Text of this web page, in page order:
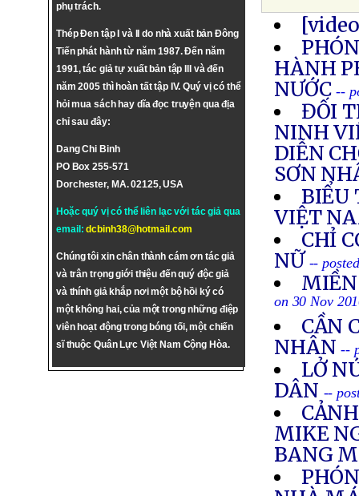
phụ trách.
Thép Đen tập I và II do nhà xuất bản Đông
Tiến phát hành từ năm 1987. Đến năm
1991, tác giả tự xuất bản tập III và đến
năm 2005 thì hoàn tất tập IV. Quý vị có thể
hỏi mua sách hay dĩa đọc truyện qua địa
chỉ sau đây:
Dang Chi Binh
PO Box 255-571
Dorchester, MA. 02125, USA
Hoặc quý vị có thể liên lạc với tác giả qua
email:dcbinh38@hotmail.com
Chúng tôi xin chân thành cám ơn tác giả
và trân trọng giới thiệu đến quý độc giả
và thính giả khắp nơi một bộ hồi ký có
một không hai, của một trong những điệp
viên hoạt động trong bóng tối, một chiến
sĩ thuộc Quân Lực Việt Nam Cộng Hòa.
HÀNH
NƯỚC --
ĐỐI
NINH
DIỄN
SƠN
BIỂU
VIỆT
CHỈ
NỮ --
on 30 Nov
CẦN
NHÂN --
LỞ
DÂN --
MIKE
BANG